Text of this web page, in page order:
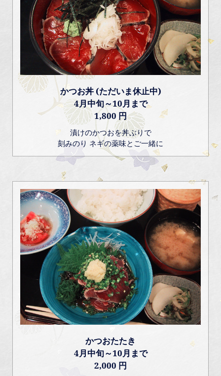
かつお丼 (ただいま休止中)
4月中旬～10月まで
1,800 円
漬けのかつおを丼ぶりで
刻みのり ネギの薬味とご一緒に
かつおたたき
4月中旬～10月まで
2,000 円